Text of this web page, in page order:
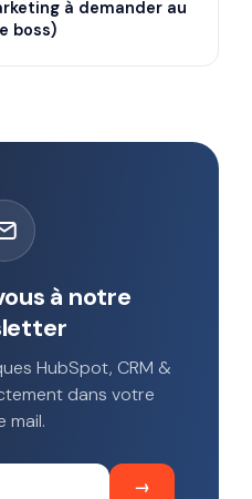
à demander au
boss)
à notre
HubSpot, CRM &
dans votre
mail.